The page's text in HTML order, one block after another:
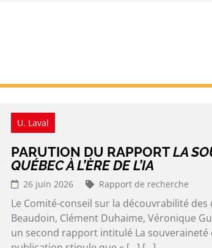
U. Laval
PARUTION DU RAPPORTLA
QUÉBEC À L’ÈRE DE L’IA
26 juin 2026 Rapport de recherche
Le Comité-conseil sur la découvrabilité
Beaudoin, Clément Duhaime, Véronique
un second rapport intitulé La souveraineté